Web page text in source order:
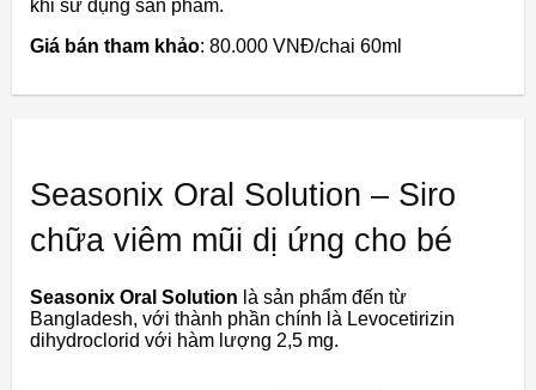
khi sử dụng sản phẩm.
Giá bán tham khảo: 80.000 VNĐ/chai 60ml
Seasonix Oral Solution – Siro
chữa viêm mũi dị ứng cho bé
Seasonix Oral Solution là sản phẩm đến từ
Bangladesh, với thành phần chính là Levocetirizin
dihydroclorid với hàm lượng 2,5 mg.